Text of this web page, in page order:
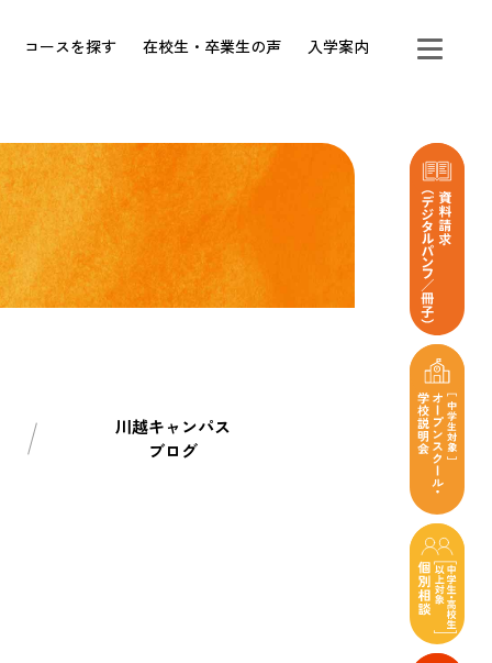
コースを探す 在校生・卒業生の声 入学案内
川越キャンパス
ブログ